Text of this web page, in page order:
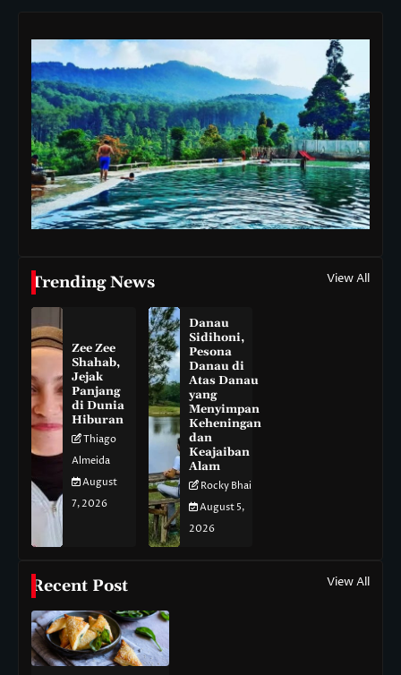
Trending News View All
Zee Zee
Shahab,
Jejak
Panjang
di Dunia
Hiburan
Thiago
Almeida
August
7, 2026
Danau
Sidihoni,
Pesona
Danau di
Atas Danau
yang
Menyimpan
Keheningan
dan
Keajaiban
Alam
Rocky Bhai
August 5,
2026
Recent Post View All